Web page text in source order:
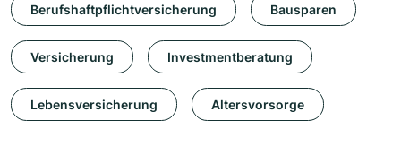
Berufshaftpflichtversicherung Bausparen
Versicherung Investmentberatung
Lebensversicherung Altersvorsorge